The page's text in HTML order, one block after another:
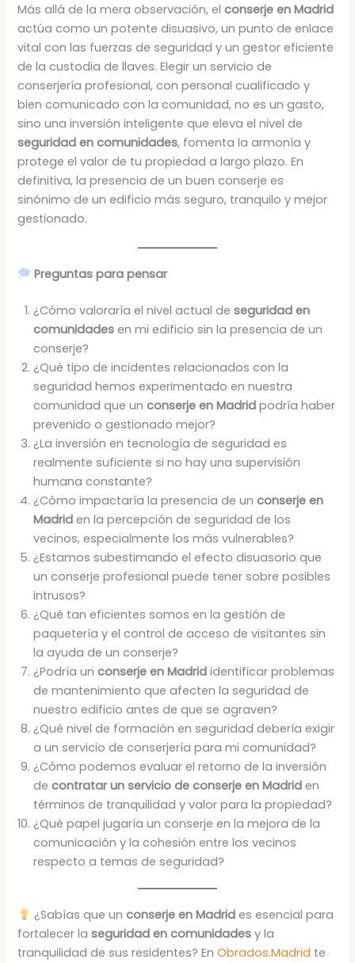
Más allá de la mera observación, elconserje en Madrid
actúa como un potente disuasivo, un punto de enlace
vital con las fuerzas de seguridad y un gestor eficiente
de la custodia de llaves. Elegir un servicio de
conserjería profesional, con personal cualificado y
bien comunicado con la comunidad, no es un gasto,
sino una inversión inteligente que eleva el nivel de
seguridad en comunidades, fomenta la armonía y
protege el valor de tu propiedad a largo plazo. En
definitiva, la presencia de un buen conserje es
sinónimo de un edificio más seguro, tranquilo y mejor
gestionado.
Preguntas para pensar
¿Cómo valoraría el nivel actual deseguridad en
comunidades en mi edificio sin la presencia de un
conserje?
¿Qué tipo de incidentes relacionados con la
seguridad hemos experimentado en nuestra
comunidad que unconserje en Madrid podría haber
prevenido o gestionado mejor?
¿La inversión en tecnología de seguridad es
realmente suficiente si no hay una supervisión
humana constante?
¿Cómo impactaría la presencia de unconserje en
Madrid en la percepción de seguridad de los
vecinos, especialmente los más vulnerables?
¿Estamos subestimando el efecto disuasorio que
un conserje profesional puede tener sobre posibles
intrusos?
¿Qué tan eficientes somos en la gestión de
paquetería y el control de acceso de visitantes sin
la ayuda de un conserje?
¿Podría unconserje en Madrid identificar problemas
de mantenimiento que afecten la seguridad de
nuestro edificio antes de que se agraven?
¿Qué nivel de formación en seguridad debería exigir
a un servicio de conserjería para mi comunidad?
¿Cómo podemos evaluar el retorno de la inversión
decontratar un servicio de conserje en Madrid en
términos de tranquilidad y valor para la propiedad?
¿Qué papel jugaría un conserje en la mejora de la
comunicación y la cohesión entre los vecinos
respecto a temas de seguridad?
¿Sabías que unconserje en Madrid es esencial para
fortalecer laseguridad en comunidades y la
tranquilidad de sus residentes? EnObrados.Madrid te